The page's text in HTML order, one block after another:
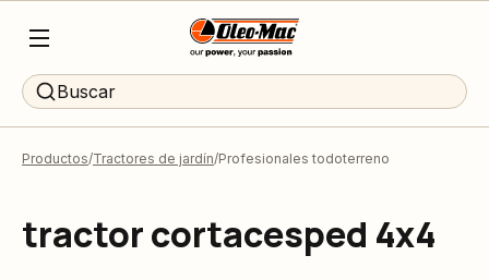
Buscar
Productos Tractores de jardín Profesionales todoterreno
tractor cortacesped 4x4